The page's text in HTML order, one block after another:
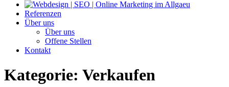
Referenzen
Über uns
Über uns
Offene Stellen
Kontakt
Kategorie: Verkaufen